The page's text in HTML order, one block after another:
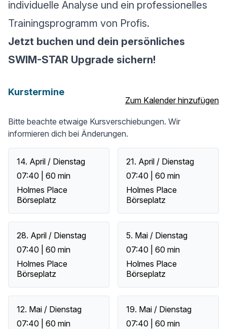
individuelle Analyse und ein professionelles
Trainingsprogramm von Profis.
Jetzt buchen und dein persönliches
SWIM-STAR Upgrade sichern!
Kurstermine
Zum Kalender hinzufügen
Bitte beachte etwaige Kursverschiebungen. Wir
informieren dich bei Änderungen.
14. April / Dienstag
07:40 | 60 min
Holmes Place
Börseplatz
21. April / Dienstag
07:40 | 60 min
Holmes Place
Börseplatz
28. April / Dienstag
07:40 | 60 min
Holmes Place
Börseplatz
5. Mai / Dienstag
07:40 | 60 min
Holmes Place
Börseplatz
12. Mai / Dienstag
07:40 | 60 min
19. Mai / Dienstag
07:40 | 60 min